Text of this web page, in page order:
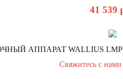
41 539
АППАРАТ WALLIUS
Свяжитесь с